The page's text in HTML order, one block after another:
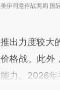
美伊同意停战两周 国
推出力度较大
价格战。此外
能力。2026年